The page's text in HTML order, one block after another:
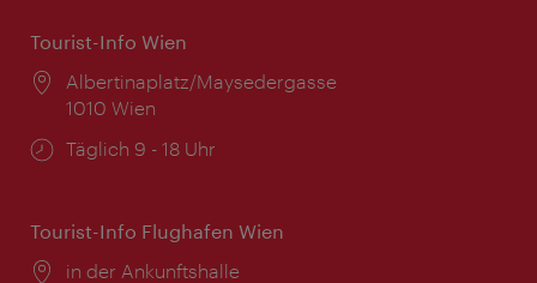
Tourist-Info Wien
Ort:
Albertinaplatz/Maysedergasse
1010 Wien
Öffnungszeiten:
Täglich 9 - 18 Uhr
Tourist-Info Flughafen Wien
Ort:
in der Ankunftshalle